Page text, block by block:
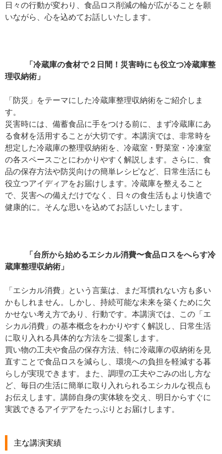
日々の行動が変わり、食品ロス削減の輪が広がることを願
いながら、心を込めてお話しいたします。
「冷蔵庫の食材で２日間！災害時にも役立つ冷蔵庫整
理収納術」
「防災」をテーマにした冷蔵庫整理収納術をご紹介しま
す。
災害時には、備蓄食品に手をつける前に、まず冷蔵庫にあ
る食材を活用することが大切です。本講演では、非常時を
想定した冷蔵庫の整理収納術を、冷蔵室・野菜室・冷凍室
の各スペースごとにわかりやすく解説します。さらに、食
品の保存方法や防災向けの簡単レシピなど、日常生活にも
役立つアイディアをお届けします。冷蔵庫を整えること
で、災害への備えだけでなく、日々の食生活もより快適で
健康的に。そんな思いを込めてお話しいたします。
「台所から始めるエシカル消費〜食品ロスをへらす冷
蔵庫整理収納術」
「エシカル消費」という言葉は、まだ耳慣れない方も多い
かもしれません。しかし、持続可能な未来を築くために欠
かせない考え方であり、行動です。本講演では、この「エ
シカル消費」の基本概念をわかりやすく解説し、日常生活
に取り入れる具体的な方法をご提案します。
買い物の工夫や食品の保存方法、特に冷蔵庫の収納術を見
直すことで食品ロスを減らし、環境への負担を軽減する暮
らしが実現できます。また、調理の工夫やごみの出し方な
ど、毎日の生活に簡単に取り入れられるエシカルな視点も
お伝えします。講師自身の実体験を交え、明日からすぐに
実践できるアイデアをたっぷりとお届けします。
主な講演実績